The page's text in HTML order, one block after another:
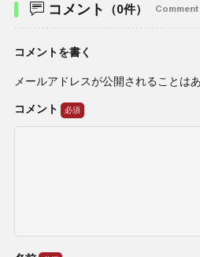
コメント （0件） Comment
コメントを書く
メールアドレスが公開されることは
コメント